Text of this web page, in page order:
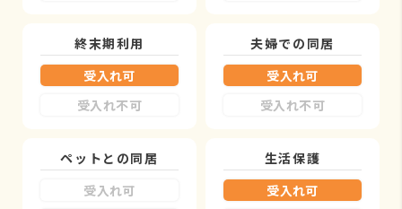
終末期利用
受入れ可
受入れ不可
夫婦での同居
受入れ可
受入れ不可
ペットとの同居
受入れ可
生活保護
受入れ可